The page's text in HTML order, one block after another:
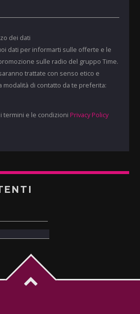
dei dati
dati per informarti sulle offerte e le
sulle radio del gruppo Time.
trattate con senso etico e
modalità di contatto da te preferita:
termini e le condizioni Privacy Policy